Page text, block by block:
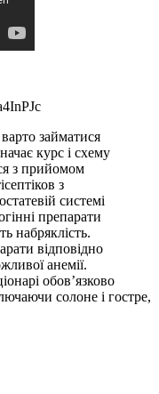
займатися
курс і схему
з прийомом
з
системі
препарати
набряклість.
відповідно
анемії.
обов’язково
солоне і гостре,